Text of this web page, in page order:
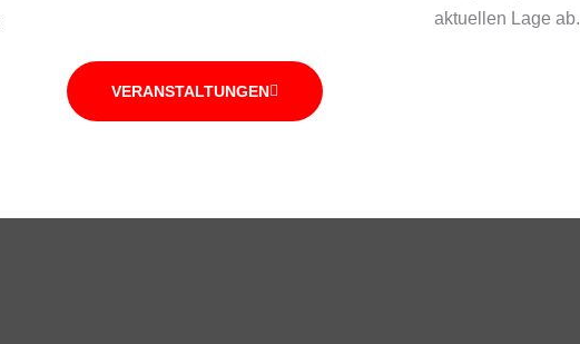
aktuellen Lage ab.
VERANSTALTUNGEN